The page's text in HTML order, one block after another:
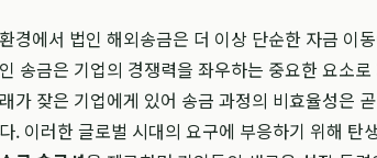
경에서 법인 해외송금은 더 이상 단순한 자금 이
송금은 기업의 경쟁력을 좌우하는 중요한 요소
가 잦은 기업에게 있어 송금 과정의 비효율성은
. 이러한 글로벌 시대의 요구에 부응하기 위해 탄